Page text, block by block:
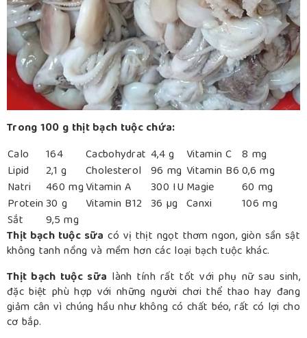
Trong 100 g thịt bạch tuộc chứa:
Calo
164 Cacbohydrat 4,4 g Vitamin C 8 mg
Lipid
2,1 g Cholesterol 96 mg Vitamin B60,6 mg
Natri
460 mgVitamin A 300 IU Magie
60 mg
Protein30 g Vitamin B12 36 µg Canxi
106 mg
Sắt
9,5 mg
Thịt bạch tuộc sữa có vị thịt ngọt thơm ngon, giòn sần sật
không tanh nồng và mềm hơn các loại bạch tuộc khác.
Thịt bạch tuộc sữa lành tính rất tốt với phụ nữ sau sinh,
đặc biệt phù hợp với những người chơi thể thao hay đang
giảm cân vì chúng hầu như không có chất béo, rất có lợi cho
cơ bắp.